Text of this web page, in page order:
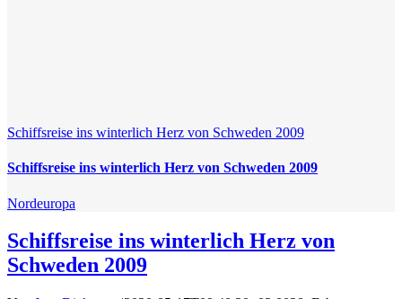
Schiffsreise ins winterlich Herz von Schweden 2009
Schiffsreise ins winterlich Herz von Schweden 2009
Nordeuropa
Schiffsreise ins winterlich Herz von
Schweden 2009